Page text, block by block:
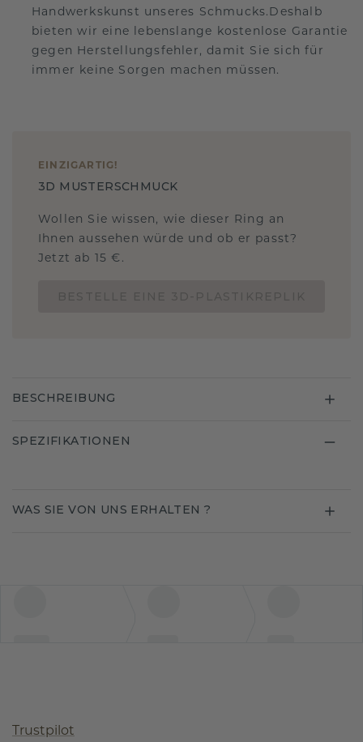
Handwerkskunst unseres Schmucks.Deshalb
bieten wir eine lebenslange kostenlose Garantie
gegen Herstellungsfehler, damit Sie sich für
immer keine Sorgen machen müssen.
EINZIGARTIG !
3D MUSTERSCHMUCK
Wollen Sie wissen, wie dieser Ring an
Ihnen aussehen würde und ob er passt?
Jetzt ab 15 €.
BESCHREIBUNG
SPEZIFIKATIONEN
WAS SIE VON UNS ERHALTEN ?
Trustpilot